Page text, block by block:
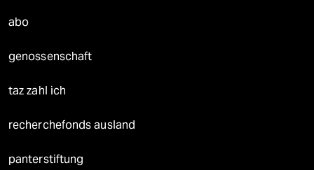
abo
genossenschaft
taz zahl ich
recherchefonds ausland
panterstiftung